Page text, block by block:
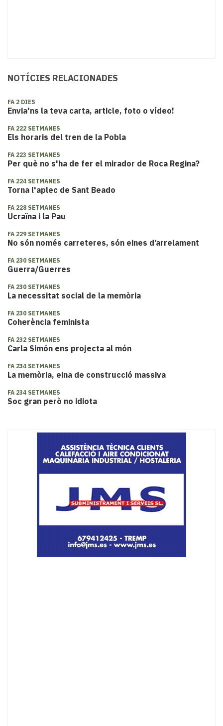
NOTÍCIES RELACIONADES
FA 2 DIES
Envia'ns la teva carta, article, foto o vídeo!
FA 222 SETMANES
Els horaris del tren de la Pobla
FA 223 SETMANES
Per què no s'ha de fer el mirador de Roca Regina?
FA 224 SETMANES
Torna l'aplec de Sant Beado
FA 228 SETMANES
Ucraïna i la Pau
FA 229 SETMANES
No són només carreteres, són eines d’arrelament
FA 230 SETMANES
Guerra/Guerres
FA 230 SETMANES
La necessitat social de la memòria
FA 230 SETMANES
Coherència feminista
FA 232 SETMANES
Carla Simón ens projecta al món
FA 234 SETMANES
La memòria, eina de construcció massiva
FA 234 SETMANES
Soc gran però no idiota